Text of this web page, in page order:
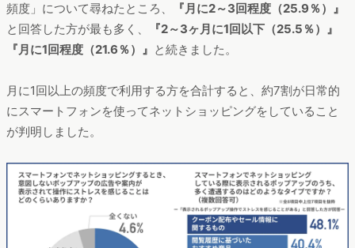
頻度」について尋ねたところ、
『月に2～3回程度（25.9％）』
と回答した方が最も多く、
『2～3ヶ月に1回以下（25.5％）』
『月に1回程度（21.6％）』 と続きました。
月に1回以上の頻度で利用する方を合計すると、約7割が日常的
にスマートフォンを使ってネットショッピングをしていること
が判明しました。